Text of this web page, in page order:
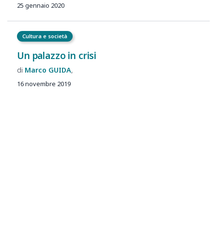
25 gennaio 2020
Cultura e società
Un palazzo in crisi
Marco GUIDA
16 novembre 2019